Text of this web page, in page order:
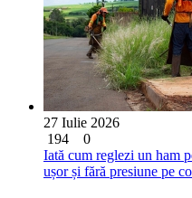
27 Iulie 2026
194
0
Iată cum reglezi un ham
ușor și fără presiune pe